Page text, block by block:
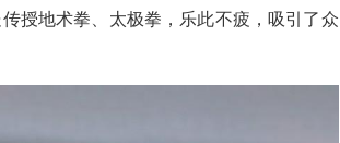
授地术拳、太极拳，乐此不疲，吸引了众